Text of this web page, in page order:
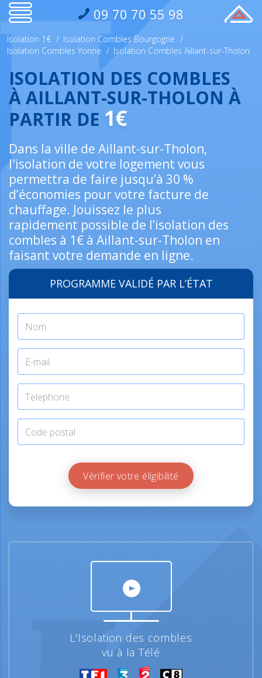
09 70 70 55 98
Isolation 1€ / Isolation Combles Bourgogne /
Isolation Combles Yonne / Isolation Combles Aillant-sur-Tholon
ISOLATION DES COMBLES
À AILLANT-SUR-THOLON À
PARTIR DE 1€
Dans la ville de Aillant-sur-Tholon,
l'isolation de votre logement vous
permettra de faire jusqu’à 30 %
d’économies pour votre facture de
chauffage. Jouissez le plus
rapidement possible de l’isolation des
combles à 1€ à Aillant-sur-Tholon en
faisant votre demande en ligne.
PROGRAMME VALIDÉ PAR L’ÉTAT
Vérifier votre éligibilité
L'Isolation des combles
vu à la Télé